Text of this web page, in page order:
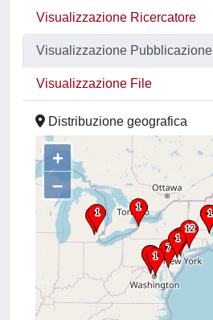
Visualizzazione Ricercatore
Visualizzazione Pubblicazione
Visualizzazione File
Distribuzione geografica
+
–